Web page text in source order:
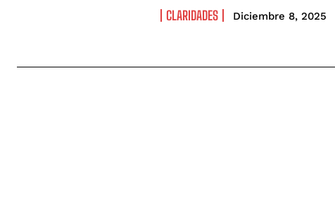
CLARIDADES Diciembre 8, 2025